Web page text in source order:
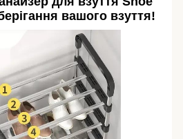
вашого взуття!